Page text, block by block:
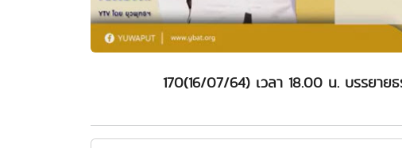
170(16/07/64) เวลา 18.00 น. บรรยาย